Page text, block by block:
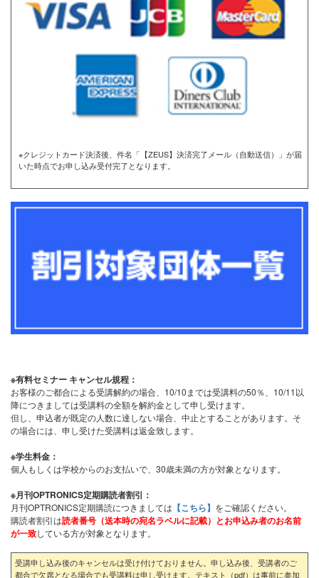
※クレジットカード決済後、件名「【ZEUS】決済完了メール（自動送信）」が届
いた時点でお申し込み受付完了となります。
※有料セミナー キャンセル規程：
お客様のご都合による受講解約の場合、10/10までは受講料の50％、10/11以
降につきましては受講料の全額を解約金として申し受けます。
但し、申込者が既定の人数に達しない場合、中止とすることがあります。そ
の場合には、申し受けた受講料は返金致します。
※学生料金：
個人もしくは学校からのお支払いで、30歳未満の方が対象となります。
※月刊OPTRONICS定期購読者割引：
月刊OPTRONICS定期購読につきましては 【こちら】 をご確認ください。
購読者割引は読者番号（送本時の宛名ラベルに記載）とお申込み者のお名前
が一致している方が対象となります。
受講申し込み後のキャンセルは受け付けておりません。申し込み後、受講者のご
都合で欠席となる場合でも受講料は申し受けます。テキスト（pdf）は事前に参加